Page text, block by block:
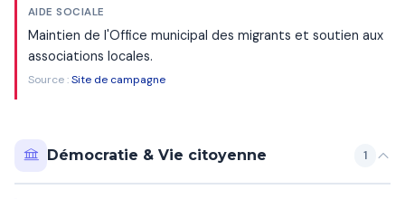
AIDE SOCIALE
Maintien de l'Office municipal des migrants et soutien aux
associations locales.
Source :Site de campagne
Démocratie & Vie citoyenne 1